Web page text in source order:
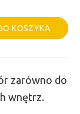
KOSZYKA
zarówno do
wnętrz.